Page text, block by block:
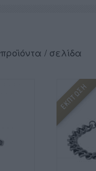
προϊόντα / σελίδα
ΕΚΠΤΩΣΗ